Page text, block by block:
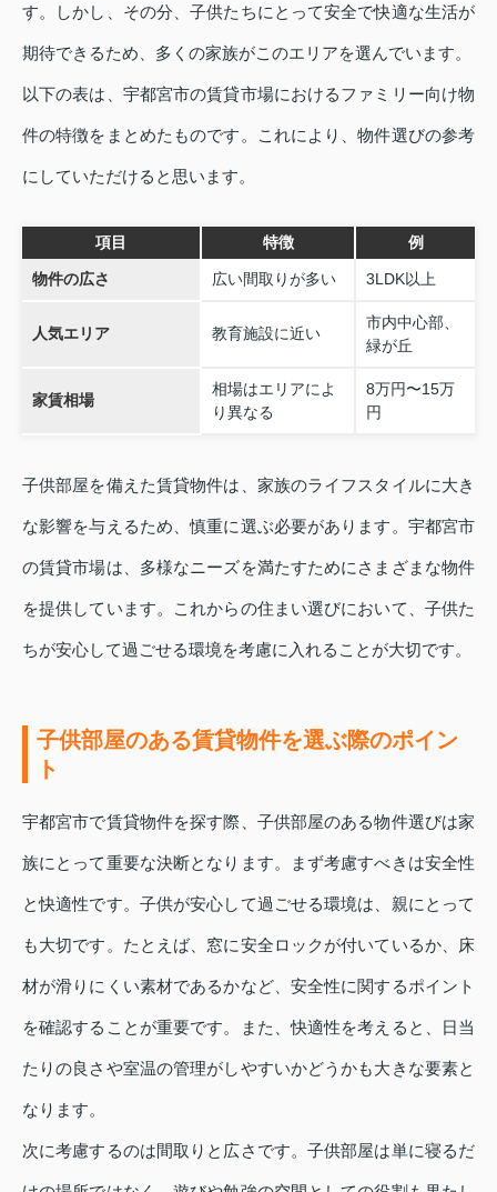
す。しかし、その分、子供たちにとって安全で快適な生活が
期待できるため、多くの家族がこのエリアを選んでいます。
以下の表は、宇都宮市の賃貸市場におけるファミリー向け物
件の特徴をまとめたものです。これにより、物件選びの参考
にしていただけると思います。
項目 特徴 例
物件の広さ 広い間取りが多い 3LDK以上
人気エリア 教育施設に近い
市内中心部、
緑が丘
家賃相場
相場はエリアによ
り異なる
8万円〜15万
円
子供部屋を備えた賃貸物件は、家族のライフスタイルに大き
な影響を与えるため、慎重に選ぶ必要があります。宇都宮市
の賃貸市場は、多様なニーズを満たすためにさまざまな物件
を提供しています。これからの住まい選びにおいて、子供た
ちが安心して過ごせる環境を考慮に入れることが大切です。
子供部屋のある賃貸物件を選ぶ際のポイン
ト
宇都宮市で賃貸物件を探す際、子供部屋のある物件選びは家
族にとって重要な決断となります。まず考慮すべきは安全性
と快適性です。子供が安心して過ごせる環境は、親にとって
も大切です。たとえば、窓に安全ロックが付いているか、床
材が滑りにくい素材であるかなど、安全性に関するポイント
を確認することが重要です。また、快適性を考えると、日当
たりの良さや室温の管理がしやすいかどうかも大きな要素と
なります。
次に考慮するのは間取りと広さです。子供部屋は単に寝るだ